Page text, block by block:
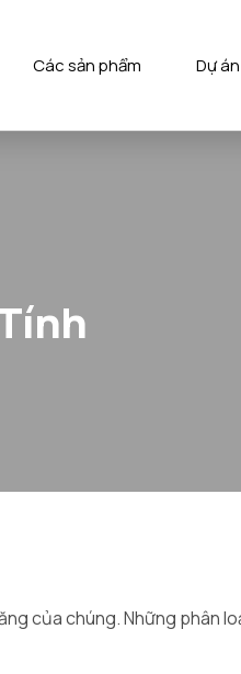
Các sản phẩm Dự án
của chúng. Những phân